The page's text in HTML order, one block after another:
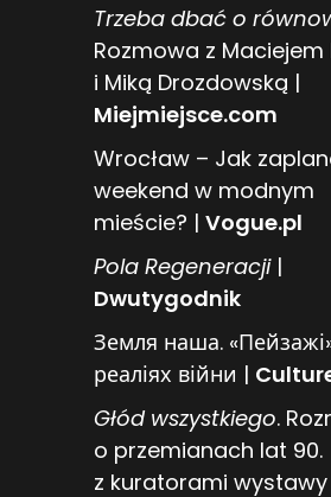
Trzeba dbać o
Rozmowa z Maciejem
i Miką Drozdowską |
Miejmiejsce.com
Wrocław – Jak
weekend w modnym
mieście? | Vogue.pl
Pola Regeneracji |
Dwutygodnik
Земля наша.
реаліях війни |
Głód wszystkiego.
o przemianach lat 90.
z kuratorami wystawy